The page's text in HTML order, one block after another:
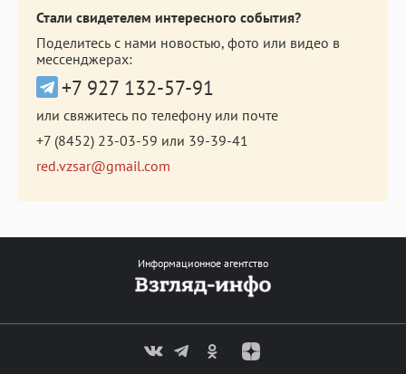
Стали свидетелем интересного события?
Поделитесь с нами новостью, фото или видео в
мессенджерах:
+7 927 132-57-91
или свяжитесь по телефону или почте
+7 (8452) 23-03-59 или 39-39-41
red.vzsar@gmail.com
Информационное агентство